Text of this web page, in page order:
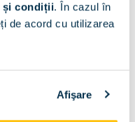
și condiții. În cazul în
de acord cu utilizarea
Afişare